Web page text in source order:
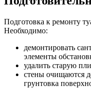
Подготовка к ремонту
Необходимо:
демонтировать
элементы
удалить старую
стены очищаются
грунтовка